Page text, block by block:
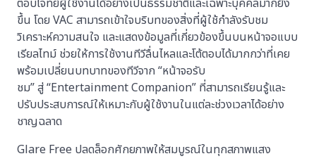
ขึ้น โดย VAC สามารถเข้าใจบริบทของสิ่งที่ผู้ใช้กำลังรับชม
วิเคราะห์ความสนใจ และแสดงข้อมูลที่เกี่ยวข้องขึ้นบนหน้าจอแบบ
เรียลไทม์ ช่วยให้การใช้งานทีวีลื่นไหลและโต้ตอบได้มากกว่าที่เคย
พร้อมเปลี่ยนบทบาทของทีวีจาก “หน้าจอรับ
ชม” สู่ “Entertainment Companion” ที่สามารถเรียนรู้และ
ปรับประสบการณ์ให้เหมาะกับผู้ใช้งานในแต่ละช่วงเวลาได้อย่าง
ชาญฉลาด
Glare Free ปลดล็อกศักยภาพให้สมบูรณ์ในทุกสภาพแสง